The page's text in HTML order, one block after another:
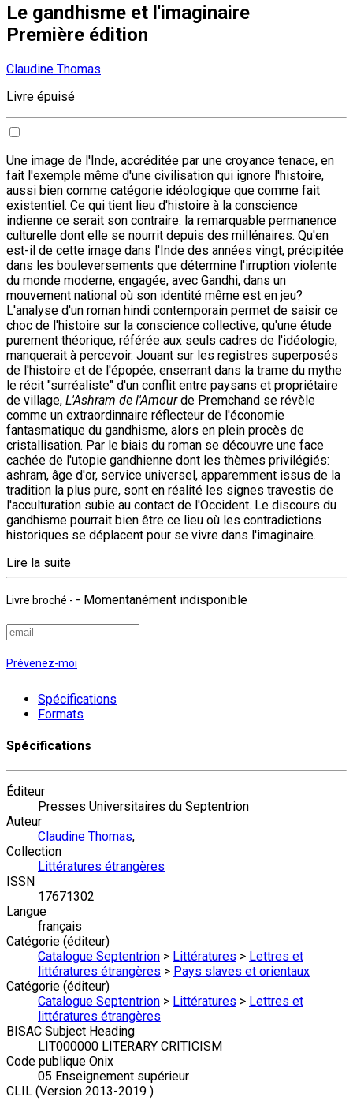
Le gandhisme et l'imaginaire
Première édition
Claudine Thomas
Livre épuisé
Une image de l'Inde, accréditée par une croyance tenace, en
fait l'exemple même d'une civilisation qui ignore l'histoire,
aussi bien comme catégorie idéologique que comme fait
existentiel. Ce qui tient lieu d'histoire à la conscience
indienne ce serait son contraire: la remarquable permanence
culturelle dont elle se nourrit depuis des millénaires. Qu'en
est-il de cette image dans l'Inde des années vingt, précipitée
dans les bouleversements que détermine l'irruption violente
du monde moderne, engagée, avec Gandhi, dans un
mouvement national où son identité même est en jeu?
L'analyse d'un roman hindi contemporain permet de saisir ce
choc de l'histoire sur la conscience collective, qu'une étude
purement théorique, référée aux seuls cadres de l'idéologie,
manquerait à percevoir. Jouant sur les registres superposés
de l'histoire et de l'épopée, enserrant dans la trame du mythe
le récit "surréaliste" d'un conflit entre paysans et propriétaire
de village, L'Ashram de l'Amourde Premchand se révèle
comme un extraordinnaire réflecteur de l'économie
fantasmatique du gandhisme, alors en plein procès de
cristallisation. Par le biais du roman se découvre une face
cachée de l'utopie gandhienne dont les thèmes privilégiés:
ashram, âge d'or, service universel, apparemment issus de la
tradition la plus pure, sont en réalité les signes travestis de
l'acculturation subie au contact de l'Occident. Le discours du
gandhisme pourrait bien être ce lieu où les contradictions
historiques se déplacent pour se vivre dans l'imaginaire.
Lire la suite
Livre broché - - Momentanément indisponible
Prévenez-moi
Spécifications
Formats
Spécifications
Éditeur
Presses Universitaires du Septentrion
Auteur
Claudine Thomas,
Collection
Littératures étrangères
ISSN
17671302
Langue
français
Catégorie (éditeur)
Catalogue Septentrion > Littératures > Lettres et
littératures étrangères > Pays slaves et orientaux
Catégorie (éditeur)
Catalogue Septentrion > Littératures > Lettres et
littératures étrangères
BISAC Subject Heading
LIT000000 LITERARY CRITICISM
Code publique Onix
05 Enseignement supérieur
CLIL (Version 2013-2019 )